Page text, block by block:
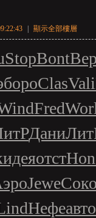
顯示全部樓層
StopBont
бороClasVali
Fred
Дани
идеяотст
Jewe
Нефеавто